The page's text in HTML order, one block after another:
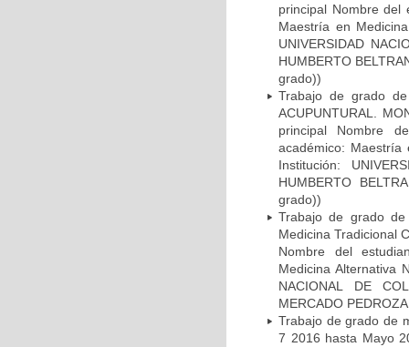
principal Nombre del
Maestría en
UNIVERSIDAD
HUMBERTO
grado))
Trabajo de grado de
ACUPUNTURAL.
principal Nombre
académico: Maestría
Institución:
HUMBERTO
grado))
Trabajo de grado
Medicina Tradicional
Nombre del
Medicina Alternativa
NACIONAL DE
MERCADO
Trabajo de grado de
7 2016 hasta Mayo